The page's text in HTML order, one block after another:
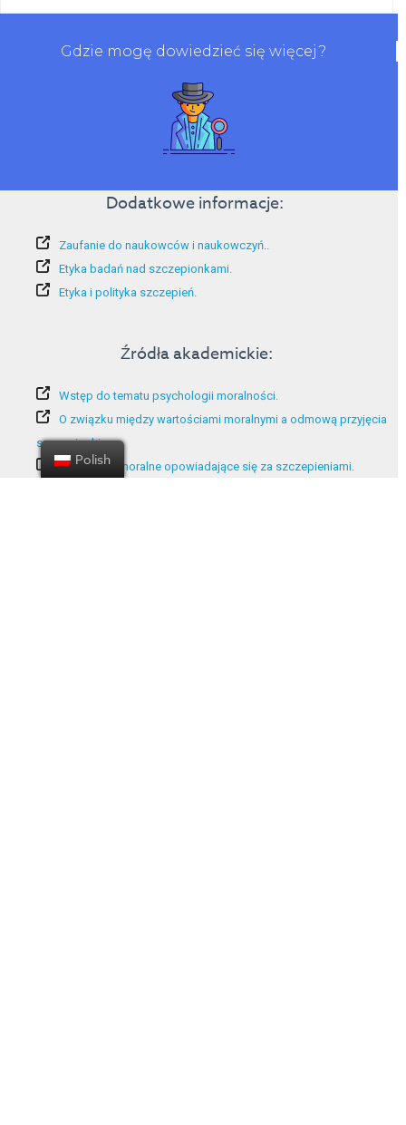
Gdzie mogę dowiedzieć się więcej?
Dodatkowe informacje:
Zaufanie do naukowców i naukowczyń..
Etyka badań nad szczepionkami.
Etyka i polityka szczepień.
Źródła akademickie:
Wstęp do tematu psychologii moralności.
O związku między wartościami moralnymi a odmową przyjęcia
szczepionki.
Argumenty moralne opowiadające się za szczepieniami.
Polish